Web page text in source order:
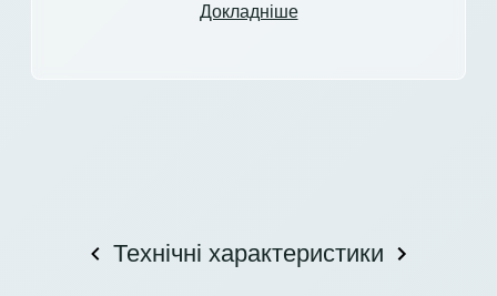
Докладніше
Технічні характеристики